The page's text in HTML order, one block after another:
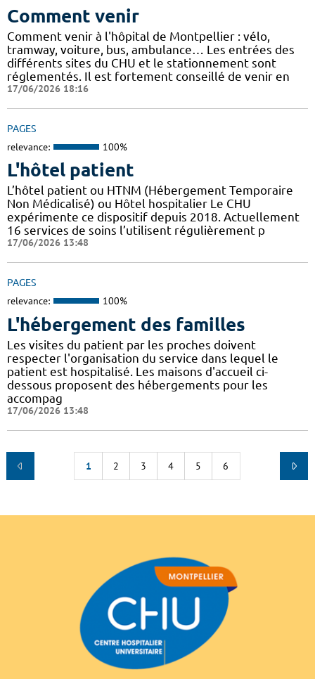
Comment venir
Comment venir à l'hôpital de Montpellier : vélo,
tramway, voiture, bus, ambulance… Les entrées des
différents sites du CHU et le stationnement sont
réglementés. Il est fortement conseillé de venir en
17/06/2026 18:16
PAGES
relevance: 100%
L'hôtel patient
L’hôtel patient ​​ou HTNM (Hébergement Temporaire
Non Médicalisé)​​​​​​ ou Hôtel hospitalier Le CHU
expérimente ce dispositif depuis 2018. Actuellement
16 services de soins l’utilisent régulièrement p
17/06/2026 13:48
PAGES
relevance: 100%
L'hébergement des familles
Les visites du patient par les proches doivent
respecter l'organisation du service dans lequel le
patient est hospitalisé. Les maisons d'accueil ci-
dessous proposent des hébergements pour les
accompag
17/06/2026 13:48
1 2 3 4 5 6